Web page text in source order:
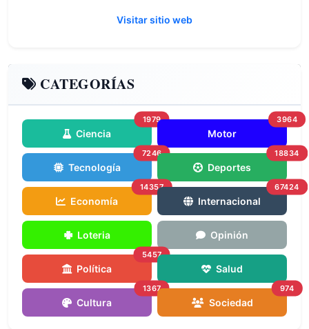
Visitar sitio web
CATEGORÍAS
Ciencia
1979
Motor
3964
Tecnología
7246
Deportes
18834
Economía
14357
Internacional
67424
Loteria Opinión
Política
5457
Salud
Cultura
1367
Sociedad
974